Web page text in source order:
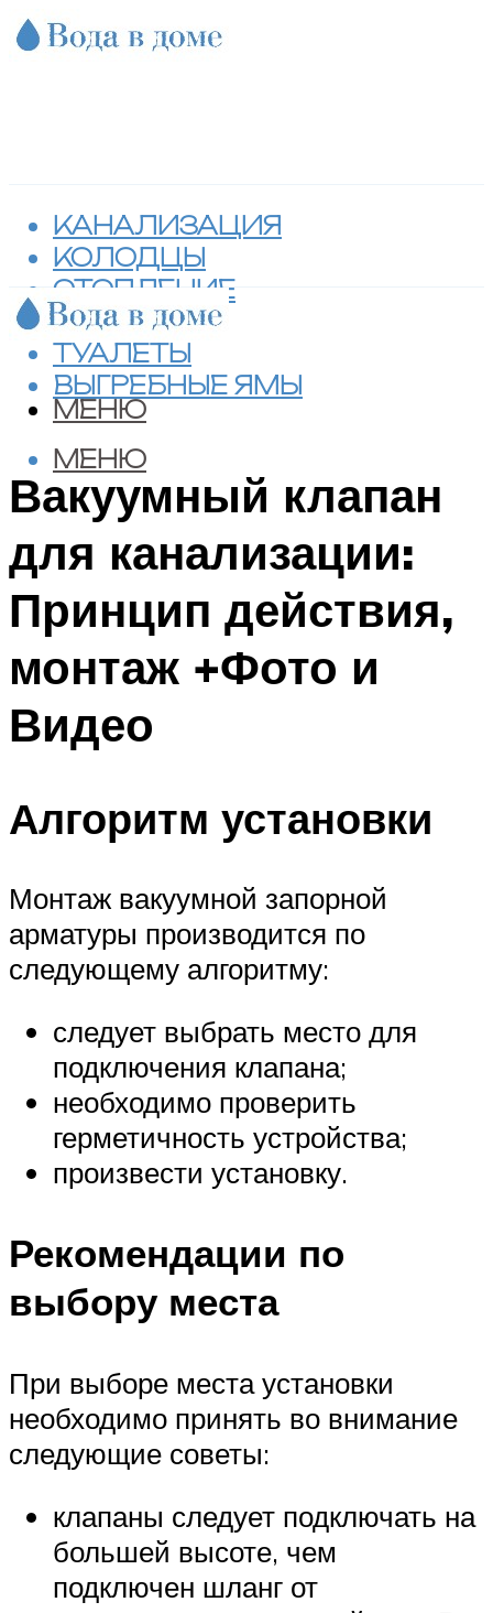
КАНАЛИЗАЦИЯ
КОЛОДЦЫ
ОТОПЛЕНИЕ
СЕПТИКИ
ТУАЛЕТЫ
ВЫГРЕБНЫЕ ЯМЫ
МЕНЮ
МЕНЮ
Вакуумный клапан
для канализации:
Принцип действия,
монтаж +Фото и
Видео
Алгоритм установки
Монтаж вакуумной запорной
арматуры производится по
следующему алгоритму:
следует выбрать место для
подключения клапана;
необходимо проверить
герметичность устройства;
произвести установку.
Рекомендации по
выбору места
При выборе места установки
необходимо принять во внимание
следующие советы:
клапаны следует подключать на
большей высоте, чем
подключен шланг от